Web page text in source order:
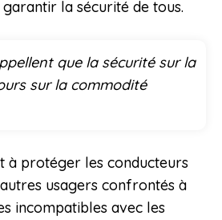
la sécurité de tous.
que la sécurité sur la
sur la commodité
à protéger les conducteurs
usagers confrontés à
incompatibles avec les